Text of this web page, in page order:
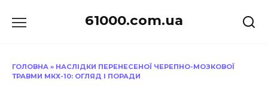
до
61000.com.ua
ГОЛОВНА » НАСЛІДКИ ПЕРЕНЕСЕНОЇ ЧЕРЕПНО-МОЗКОВОЇ
ТРАВМИ МКХ-10: ОГЛЯД І ПОРАДИ